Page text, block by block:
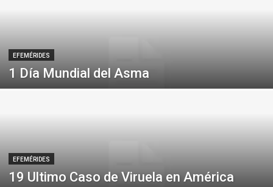
EFEMÉRIDES
1 Día Mundial del Asma
EFEMÉRIDES
19 Ultimo Caso de Viruela en América